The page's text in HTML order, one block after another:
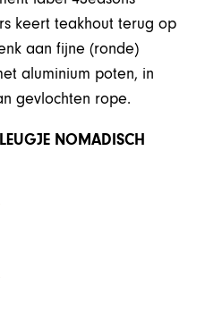
keert teakhout terug op
aan fijne (ronde)
aluminium poten, in
gevlochten rope.
NOMADISCH